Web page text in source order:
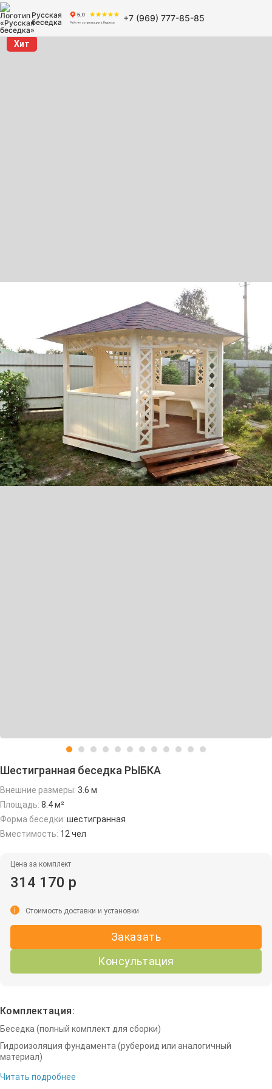
Русская
беседка
+7 (969) 777-85-85
Хит
Шестигранная беседка РЫБКА
Внешние размеры: 3.6 м
Площадь: 8.4 м²
Форма беседки: шестигранная
Вместимость: 12 чел
Цена за комплект
314 170 р
Заказать
Консультация
i Стоимость доставки и установки
Комплектация:
Беседка (полный комплект для сборки)
Гидроизоляция фундамента (рубероид или аналогичный
материал)
Читать подробнее